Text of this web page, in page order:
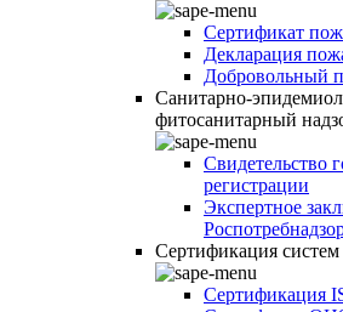
Сертификат
Декларация
Добровольный
Санитарно-
фитосанитарный
Свидетельство
регистрации
Экспертное
Сертификация
Сертификация